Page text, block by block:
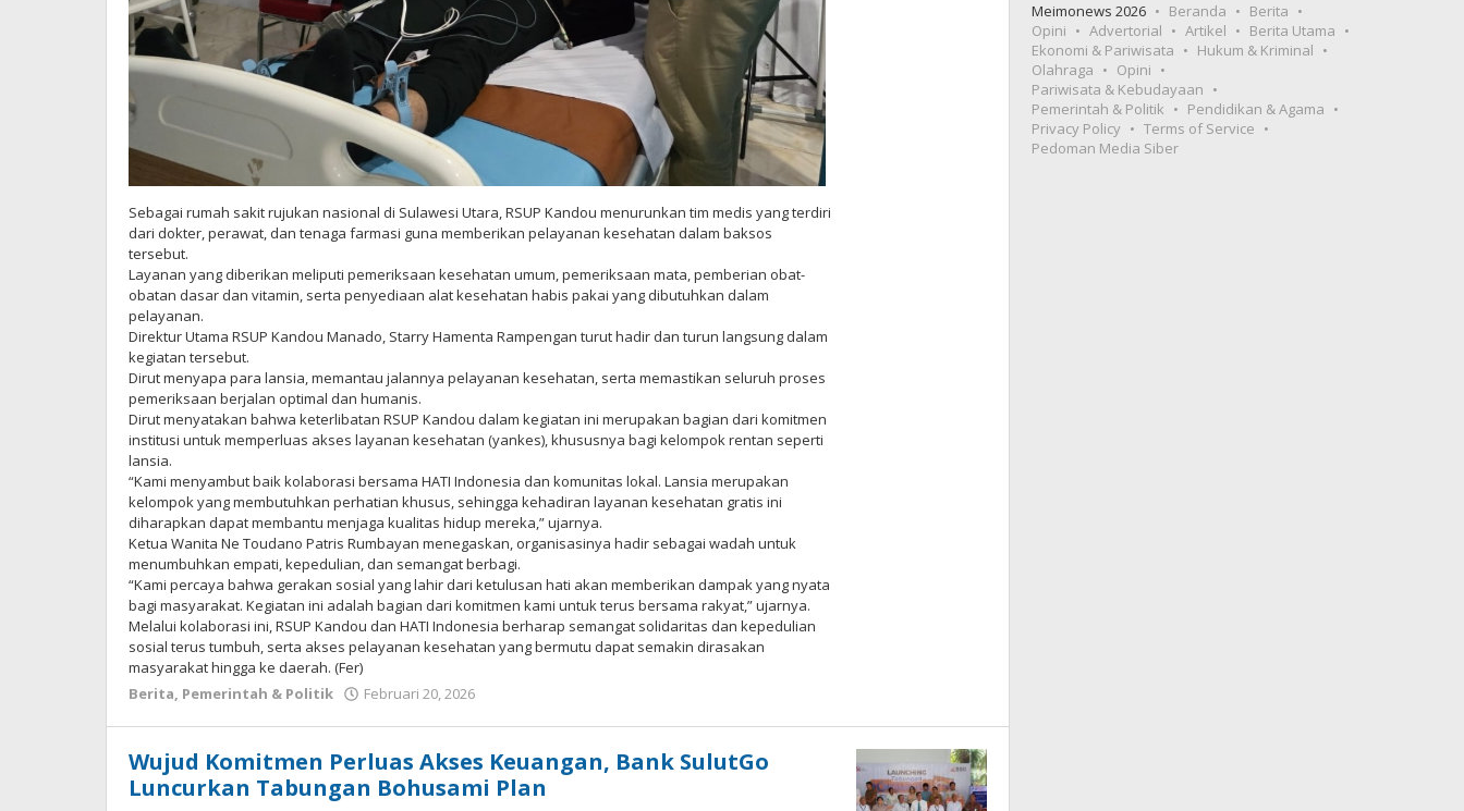
Sebagai rumah sakit rujukan nasional di Sulawesi Utara, RSUP Kandou menurunkan tim medis yang terdiri
dari dokter, perawat, dan tenaga farmasi guna memberikan pelayanan kesehatan dalam baksos
tersebut.
Layanan yang diberikan meliputi pemeriksaan kesehatan umum, pemeriksaan mata, pemberian obat-
obatan dasar dan vitamin, serta penyediaan alat kesehatan habis pakai yang dibutuhkan dalam
pelayanan.
Direktur Utama RSUP Kandou Manado, Starry Hamenta Rampengan turut hadir dan turun langsung dalam
kegiatan tersebut.
Dirut menyapa para lansia, memantau jalannya pelayanan kesehatan, serta memastikan seluruh proses
pemeriksaan berjalan optimal dan humanis.
Dirut menyatakan bahwa keterlibatan RSUP Kandou dalam kegiatan ini merupakan bagian dari komitmen
institusi untuk memperluas akses layanan kesehatan (yankes), khususnya bagi kelompok rentan seperti
lansia.
“Kami menyambut baik kolaborasi bersama HATI Indonesia dan komunitas lokal. Lansia merupakan
kelompok yang membutuhkan perhatian khusus, sehingga kehadiran layanan kesehatan gratis ini
diharapkan dapat membantu menjaga kualitas hidup mereka,” ujarnya.
Ketua Wanita Ne Toudano Patris Rumbayan menegaskan, organisasinya hadir sebagai wadah untuk
menumbuhkan empati, kepedulian, dan semangat berbagi.
“Kami percaya bahwa gerakan sosial yang lahir dari ketulusan hati akan memberikan dampak yang nyata
bagi masyarakat. Kegiatan ini adalah bagian dari komitmen kami untuk terus bersama rakyat,” ujarnya.
Melalui kolaborasi ini, RSUP Kandou dan HATI Indonesia berharap semangat solidaritas dan kepedulian
sosial terus tumbuh, serta akses pelayanan kesehatan yang bermutu dapat semakin dirasakan
masyarakat hingga ke daerah. (Fer)
Berita, Pemerintah & Politik Februari 20, 2026
Wujud Komitmen Perluas Akses Keuangan, Bank SulutGo
Luncurkan Tabungan Bohusami Plan
Meimonews 2026 Beranda
Berita
Opini
Advertorial Artikel
Berita Utama
Ekonomi & Pariwisata
Hukum & Kriminal
Olahraga
Opini
Pariwisata & Kebudayaan
Pemerintah & Politik
Pendidikan & Agama
Privacy Policy
Terms of Service
Pedoman Media Siber